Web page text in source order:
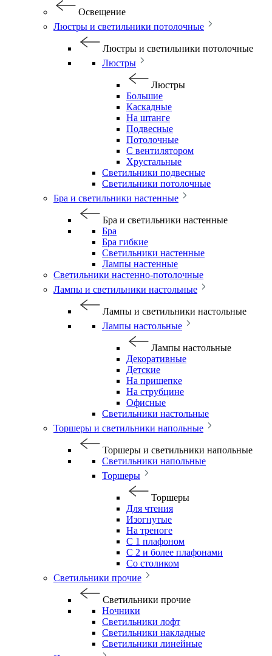
Освещение
Люстры и светильники потолочные
Люстры и светильники потолочные
Люстры
Люстры
Большие
Каскадные
На штанге
Подвесные
Потолочные
С вентилятором
Хрустальные
Светильники подвесные
Светильники потолочные
Бра и светильники настенные
Бра и светильники настенные
Бра
Бра гибкие
Светильники настенные
Лампы настенные
Светильники настенно-потолочные
Лампы и светильники настольные
Лампы и светильники настольные
Лампы настольные
Лампы настольные
Декоративные
Детские
На прищепке
На струбцине
Офисные
Светильники настольные
Торшеры и светильники напольные
Торшеры и светильники напольные
Светильники напольные
Торшеры
Торшеры
Для чтения
Изогнутые
На треноге
С 1 плафоном
С 2 и более плафонами
Со столиком
Светильники прочие
Светильники прочие
Ночники
Светильники лофт
Светильники накладные
Светильники линейные